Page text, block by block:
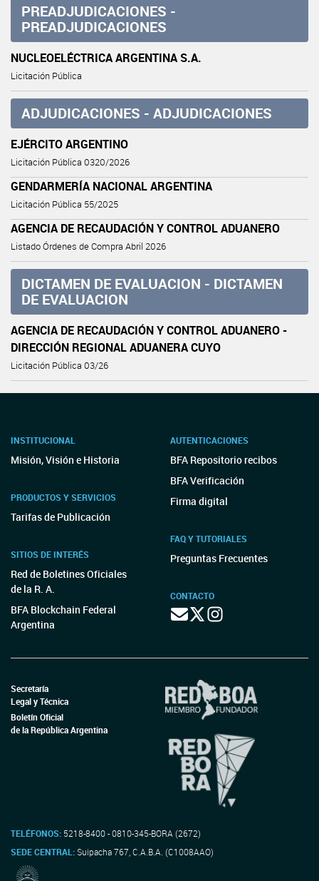
PREADJUDICACIONES -
PREADJUDICACIONES
NUCLEOELÉCTRICA ARGENTINA S.A.
Licitación Pública
ADJUDICACIONES - ADJUDICACIONES
EJÉRCITO ARGENTINO
Licitación Pública 0320/2026
GENDARMERÍA NACIONAL ARGENTINA
Licitación Pública 55/2025
AGENCIA DE RECAUDACIÓN Y CONTROL ADUANERO
Listado Órdenes de Compra Abril 2026
DICTAMEN DE EVALUACION - DICTAMEN
DE EVALUACION
AGENCIA DE RECAUDACIÓN Y CONTROL ADUANERO -
DIRECCIÓN REGIONAL ADUANERA CUYO
Licitación Pública 03/26
INSTITUCIONAL
Misión, Visión e Historia
PRODUCTOS Y SERVICIOS
Tarifas de Publicación
SITIOS DE INTERÉS
Red de Boletines Oficiales
de la R. A.
BFA Blockchain Federal
Argentina
AUTENTICACIONES
BFA Repositorio recibos
BFA Verificación
Firma digital
FAQ Y TUTORIALES
Preguntas Frecuentes
CONTACTO
Secretaría
Legal y Técnica
Boletín Oficial
de la República Argentina
TELÉFONOS: 5218-8400 - 0810-345-BORA (2672)
SEDE CENTRAL:Suipacha 767, C.A.B.A. (C1008AAO)